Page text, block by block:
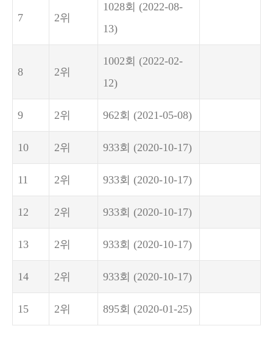
7 2위
1028회 (2022-08-
13)
8 2위
1002회 (2022-02-
12)
9 2위 962회 (2021-05-08)
10 2위 933회 (2020-10-17)
11 2위 933회 (2020-10-17)
12 2위 933회 (2020-10-17)
13 2위 933회 (2020-10-17)
14 2위 933회 (2020-10-17)
15 2위 895회 (2020-01-25)